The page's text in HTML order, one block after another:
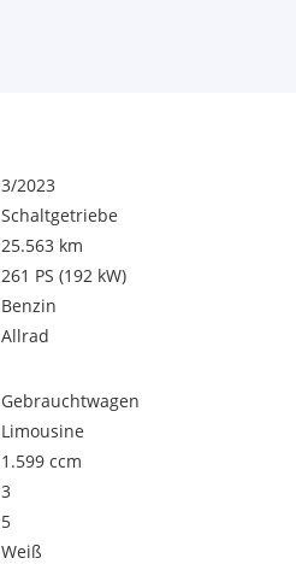
3/2023
Schaltgetriebe
25.563 km
261 PS (192 kW)
Benzin
Allrad
Gebrauchtwagen
Limousine
1.599 ccm
3
5
Weiß